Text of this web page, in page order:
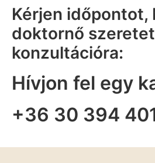
Kérjen időpontot,
doktornő
konzultációra:
Hívjon fel egy
+36 30 394